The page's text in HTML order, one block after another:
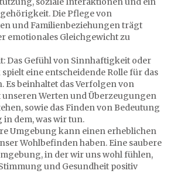
Die Pflege von
und Familienbeziehungen trägt
emotionales Gleichgewicht zu
Das Gefühl von Sinnhaftigkeit oder
eine entscheidende Rolle für das
Es beinhaltet das Verfolgen von
unseren Werten und Überzeugungen
sowie das Finden von Bedeutung
dem, was wir tun.
Umgebung kann einen erheblichen
Wohlbefinden haben. Eine saubere
in der wir uns wohl fühlen,
und Gesundheit positiv